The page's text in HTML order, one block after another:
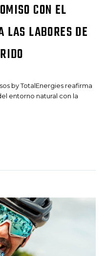
CON EL
LAS LABORES DE
by TotalEnergies reafirma
entorno natural con la